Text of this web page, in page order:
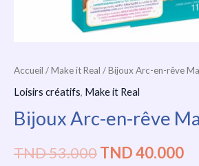
Accueil /Make it Real / Bijoux Arc-en-rêve
Loisirs créatifs, Make it Real
Bijoux Arc-en-rêve
TND53.000TND40.000